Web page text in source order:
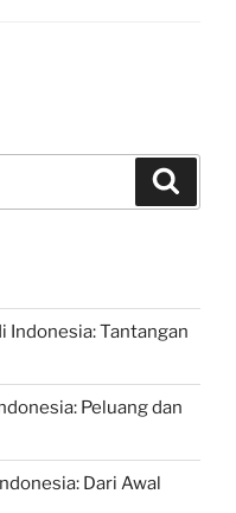
Indonesia: Tantangan
Peluang dan
Dari Awal